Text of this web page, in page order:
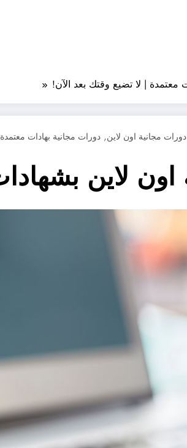
دورات مجانية اون لاين, دورات مجانية بهادات معتمدة